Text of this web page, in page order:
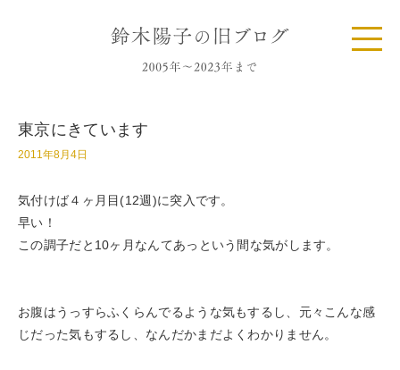
東京にきています
2011年8月4日
気付けば４ヶ月目(12週)に突入です。
早い！
この調子だと10ヶ月なんてあっという間な気がします。
お腹はうっすらふくらんでるような気もするし、元々こんな感
じだった気もするし、なんだかまだよくわかりません。